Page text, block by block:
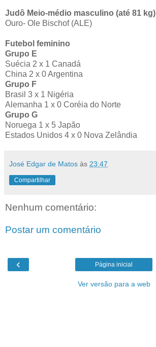
Judô Meio-médio masculino (até 81 kg)
Ouro- Ole Bischof (ALE)
Futebol feminino
Grupo E
Suécia 2 x 1 Canadá
China 2 x 0 Argentina
Grupo F
Brasil 3 x 1 Nigéria
Alemanha 1 x 0 Coréia do Norte
Grupo G
Noruega 1 x 5 Japão
Estados Unidos 4 x 0 Nova Zelândia
José Edgar de Matos às 23:47
Compartilhar
Nenhum comentário:
Postar um comentário
‹ Página inicial
Ver versão para a web